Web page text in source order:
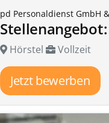
pd Personaldienst GmbH
Hörstel Vollzeit
Jetzt bewerben